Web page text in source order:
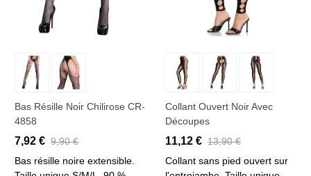
Bas Résille Noir Chilirose CR-
4858
7,92 € 9,90 €
Bas résille noire extensible.
Collant Ouvert Noir Avec
Découpes
11,12 € 13,90 €
Collant sans pied ouvert sur